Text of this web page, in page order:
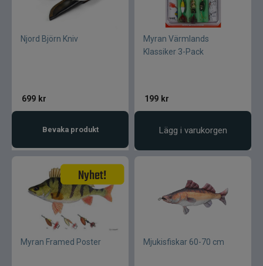
Njord Björn Kniv
699 kr
Bevaka produkt
Myran Värmlands
Klassiker 3-Pack
199 kr
Lägg i varukorgen
Myran Framed Poster Mjukisfiskar 60-70 cm